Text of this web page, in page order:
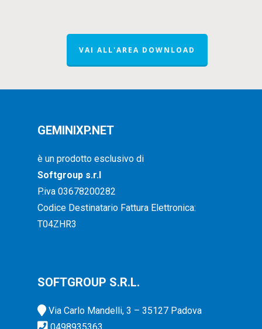
VAI ALL'AREA DOWNLOAD
GEMINIXP.NET
è un prodotto esclusivo di
Softgroup s.r.l
P.iva 03678200282
Codice Destinatario Fattura Elettronica:
T04ZHR3
SOFTGROUP S.R.L.
Via Carlo Mandelli, 3 – 35127 Padova